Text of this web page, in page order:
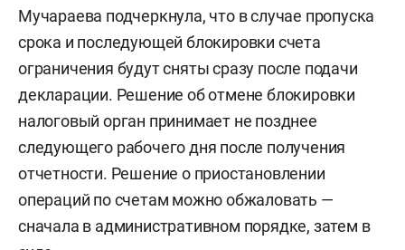
Мучараева подчеркнула, что в случае пропуска
срока и последующей блокировки счета
ограничения будут сняты сразу после подачи
декларации. Решение об отмене блокировки
налоговый орган принимает не позднее
следующего рабочего дня после получения
отчетности. Решение о приостановлении
операций по счетам можно обжаловать —
сначала в административном порядке, затем в